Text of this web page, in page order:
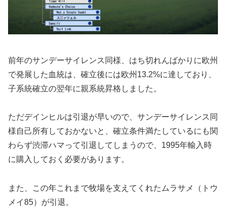
前年のサンデーサイレンス同様、はち切れんばかりに欧州
で発展した血統は、確立後には欧州13.2%に達しており、
子系統確立の翌年に親系統昇格しました。
ただデインヒルは引退が早いので、サンデーサイレンス同
様自己所有しておかないと、確立条件満たしているにも関
わらず渋滞ハマって引退してしまうので、1995年輸入時
に購入しておく必要があります。
また、この年これまで牧場を支えてくれたムラサメ（トウ
メイ85）が引退。